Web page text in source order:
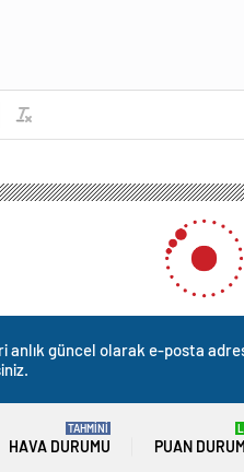
Belediye Başkan Adayı Murat
etti